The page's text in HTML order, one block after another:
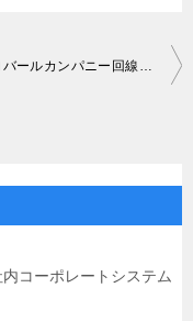
某グロバールカンパニー回線申し込みシステム
コーポレートシステム